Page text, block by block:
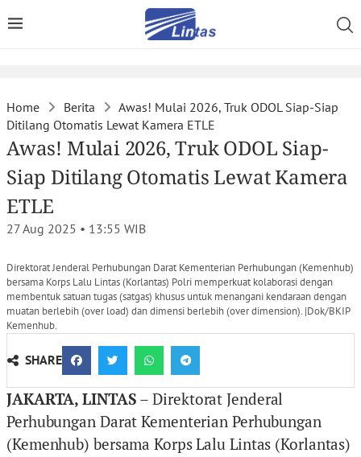
Home Berita
Awas! Mulai 2026, Truk ODOL Siap-Siap
Ditilang Otomatis Lewat Kamera ETLE
Awas! Mulai 2026, Truk ODOL Siap-
Siap Ditilang Otomatis Lewat Kamera
ETLE
27 Aug 2025 • 13:55 WIB
Direktorat Jenderal Perhubungan Darat Kementerian Perhubungan (Kemenhub)
bersama Korps Lalu Lintas (Korlantas) Polri memperkuat kolaborasi dengan
membentuk satuan tugas (satgas) khusus untuk menangani kendaraan dengan
muatan berlebih (over load) dan dimensi berlebih (over dimension). |Dok/BKIP
Kemenhub.
SHARE
JAKARTA, LINTAS – Direktorat Jenderal
Perhubungan Darat Kementerian Perhubungan
(Kemenhub) bersama Korps Lalu Lintas (Korlantas)